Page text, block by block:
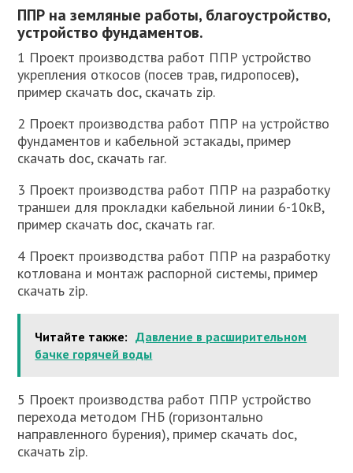
ППР на земляные работы, благоустройство,
устройство фундаментов.
1 Проект производства работ ППР устройство
укрепления откосов (посев трав, гидропосев),
пример скачать doc, скачать zip.
2 Проект производства работ ППР на устройство
фундаментов и кабельной эстакады, пример
скачать doc, скачать rar.
3 Проект производства работ ППР на разработку
траншеи для прокладки кабельной линии 6-10кВ,
пример скачать doc, скачать rar.
4 Проект производства работ ППР на разработку
котлована и монтаж распорной системы, пример
скачать zip.
Читайте также: Давление в расширительном
бачке горячей воды
5 Проект производства работ ППР устройство
перехода методом ГНБ (горизонтально
направленного бурения), пример скачать doc,
скачать zip.